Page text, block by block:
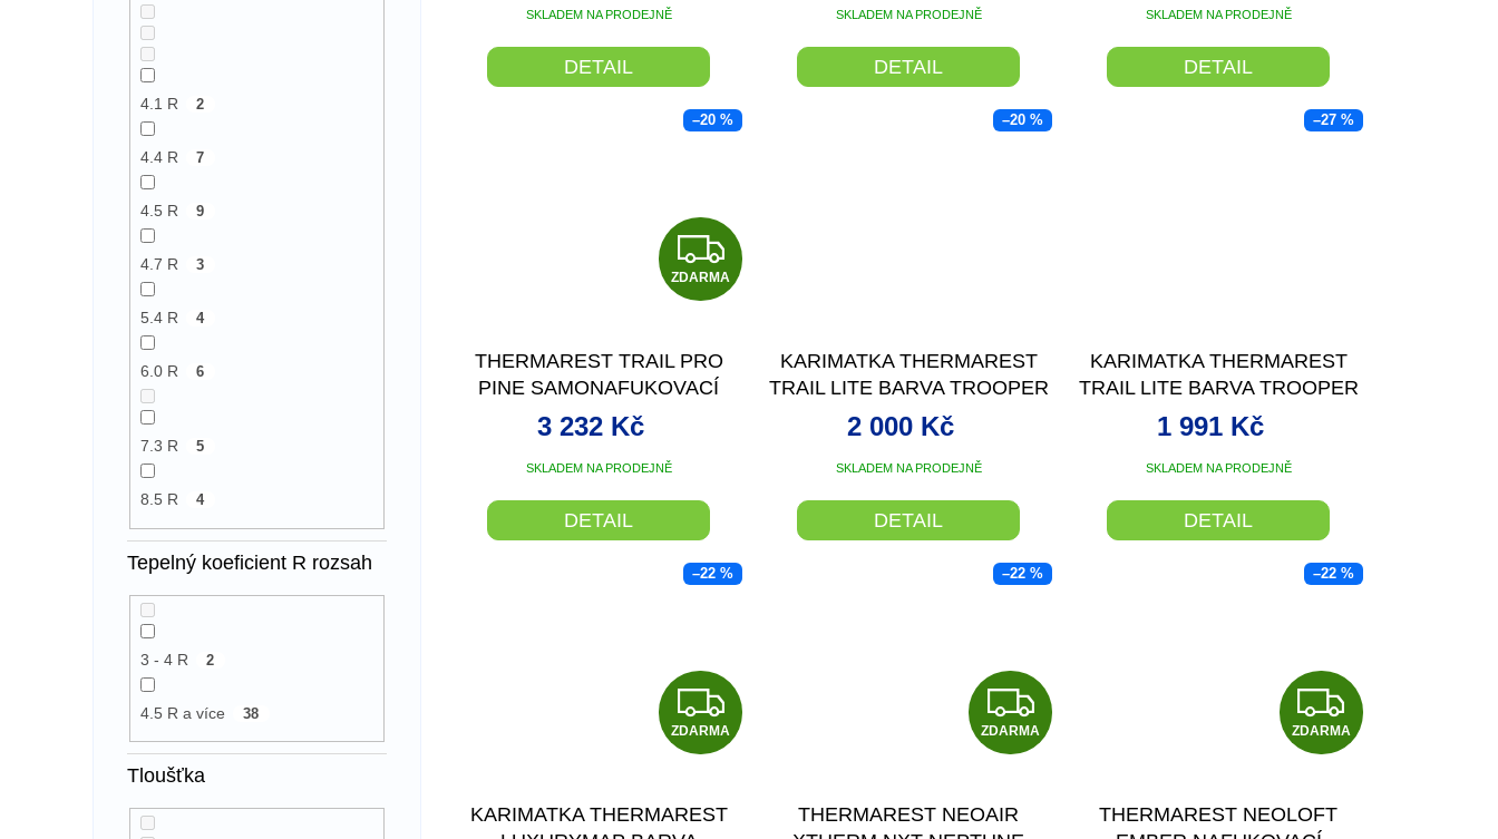
4.1 R 2
4.4 R 7
4.5 R 9
4.7 R 3
5.4 R 4
6.0 R 6
7.3 R 5
8.5 R 4
Tepelný koeficient R rozsah
3 - 4 R 2
4.5 R a více 38
Tloušťka
SKLADEM NA PRODEJNĚ
DETAIL
SKLADEM NA PRODEJNĚ
DETAIL
183X64X7,6
SKLADEM NA PRODEJNĚ
DETAIL
Z
D
ZDARMA
–20 %
THERMAREST TRAIL PRO
PINE SAMONAFUKOVACÍ
KARIMATKA TM. ZELENÁ
183X51X7,6
SKLADEM NA PRODEJNĚ
3 232 Kč
DETAIL
–20 %
KARIMATKA THERMAREST
TRAIL LITE BARVA TROOPER
GRAY VELIKOST REGULAR
SKLADEM NA PRODEJNĚ
2 000 Kč
DETAIL
–27 %
KARIMATKA THERMAREST
TRAIL LITE BARVA TROOPER
GRAY VELIKOST LARGE
SKLADEM NA PRODEJNĚ
1 991 Kč
DETAIL
Z
D
A
ZDARMA
–22 %
KARIMATKA THERMAREST
Z
D
ZDARMA
–22 %
THERMAREST NEOAIR
Z
D
ZDARMA
–22 %
THERMAREST NEOLOFT